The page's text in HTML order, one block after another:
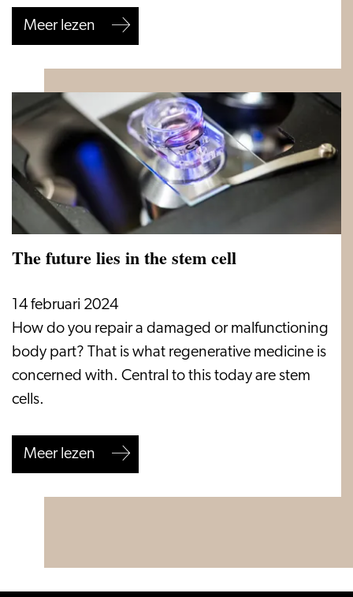
New
Dutch
Alliantie
Meer lezenover Zuid-Hollandse steden bundelen
The future lies in the stem cell
14 februari 2024
The
future
lies
in
stem
cell
How do you repair a damaged or malfunctioning
body part? That is what regenerative medicine is
concerned with. Central to this today are stem
cells.
Meer lezenover The future lies in the stem cell